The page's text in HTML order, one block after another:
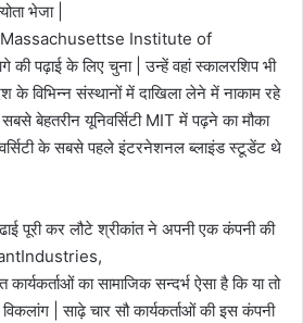
भेजा |
Massachusettse Institute of
पढ़ाई के लिए चुना | उन्हें वहां स्कालरशिप भी
विभिन्न संस्थानों में दाखिला लेने में नाकाम रहे
बेहतरीन यूनिवर्सिटी MIT में पढ़ने का मौका
के सबसे पहले इंटरनेशनल ब्लाइंड स्टूडेंट थे
पूरी कर लौटे श्रीकांत ने अपनी एक कंपनी की
का सामाजिक सन्दर्भ ऐसा है कि या तो
| साढ़े चार सौ कार्यकर्ताओं की इस कंपनी